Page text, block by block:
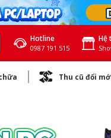
Hotline
0987 191 515
Hệ
Thu cũ đổi